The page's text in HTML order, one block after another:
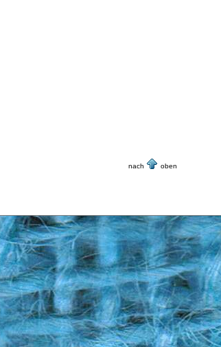
nach oben